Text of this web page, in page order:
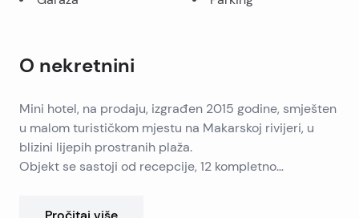
O nekretnini
Mini hotel, na prodaju, izgrađen 2015 godine, smješten
u malom turističkom mjestu na Makarskoj rivijeri, u
blizini lijepih prostranih plaža.
Objekt se sastoji od recepcije, 12 kompletno
Pročitaj više